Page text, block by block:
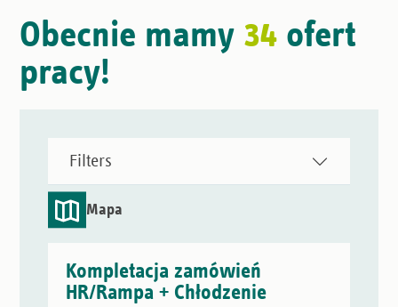
Obecnie mamy 34 ofert
pracy!
Filters
Mapa
Kompletacja zamówień
HR/Rampa + Chłodzenie